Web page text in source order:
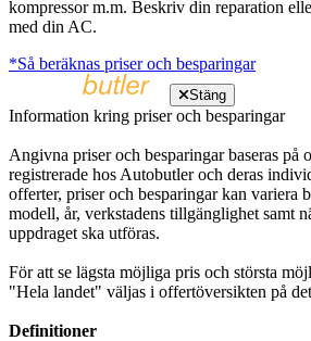
kompressor m.m. Beskriv din reparation
med din AC.
*Så beräknas priser och besparingar
Stäng
Information kring priser och besparingar
Angivna priser och besparingar baseras på
registrerade hos Autobutler och deras
offerter, priser och besparingar kan variera
modell, år, verkstadens tillgänglighet samt
uppdraget ska utföras.
För att se lägsta möjliga pris och största
"Hela landet" väljas i offertöversikten på
Definitioner